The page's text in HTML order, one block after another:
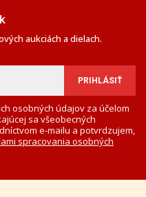
aukciách a dielach.
osobných údajov za účelom
sa všeobecných
e-mailu a potvrdzujem,
spracovania osobných